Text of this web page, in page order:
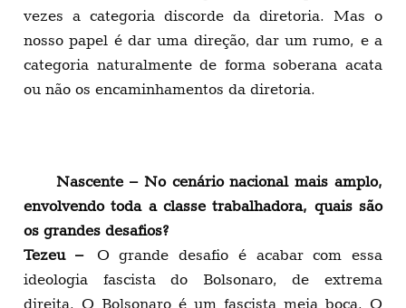
vezes a categoria discorde da diretoria. Mas o
nosso papel é dar uma direção, dar um rumo, e a
categoria naturalmente de forma soberana acata
ou não os encaminhamentos da diretoria.
Nascente – No cenário nacional mais amplo,
envolvendo toda a classe trabalhadora, quais são
os grandes desafios?
Tezeu –O grande desafio é acabar com essa
ideologia fascista do Bolsonaro, de extrema
direita. O Bolsonaro é um fascista meia boca. O